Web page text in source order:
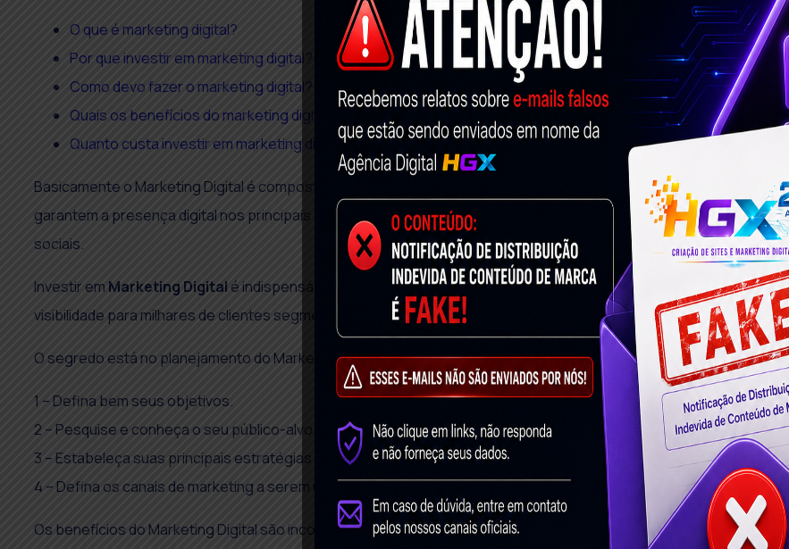
O que é marketing digital?
Por que investir em marketing digital?
Como devo fazer o marketing digital?
Quais os benefícios do marketing digital?
Quanto custa investir em marketing digital?
Basicamente o Marketing Digital é composto por um conjunto de ações de comunicação voltados para internet que
garantem a presença digital nos principais buscadores(Google, Yahoo, Bing, Alta Vista…) e visibilidade nas redes
sociais.
Investir em Marketing Digital é indispensável nos dias de hoje. Marcar presença digital na internet garante
visibilidade para milhares de clientes segmentados de alto potencial de conversão e venda.
O segredo está no planejamento do Marketing Digital da sua empresa, isso mesmo!
1 – Defina bem seus objetivos.
2 – Pesquise e conheça o seu público-alvo.
3 – Estabeleça suas principais estratégias de marketing digital.
4 – Defina os canais de marketing a serem utilizados.
Os benefícios do Marketing Digital são incontáveis, vamos falar rapidamente sobre os principais: